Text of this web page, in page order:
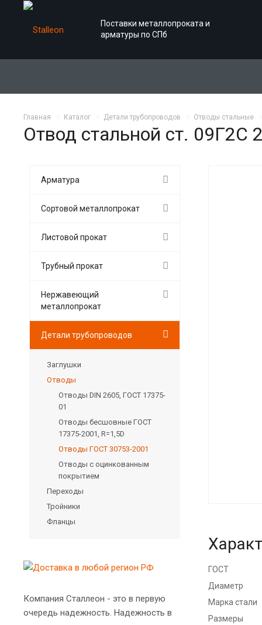
Поставки металлопроката и
арматуры по СПб
Главная Каталог Детали трубопроводов Отводы стальные
Отвод стальной ст. 09Г2С
ГОСТ
Диаметр
Марка стали
Размеры
Арматура
Сортовой металлопрокат
Листовой прокат
Трубный прокат
Нержавеющий
металлопрокат
Детали трубопроводов
Заглушки
Отводы
Отводы DIN 2605, ГОСТ 17375-
01
Отводы бесшовные ГОСТ
17375-2001, R=1,5D
Отводы ГОСТ 30753-2001
Отводы с оцинкованным
покрытием
Переходы
Тройники
Фланцы
Компания Сталлеон - это в первую
очередь надежность. Надежность в